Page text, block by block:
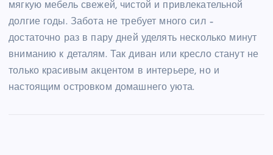
мягкую мебель свежей, чистой и привлекательной
долгие годы. Забота не требует много сил –
достаточно раз в пару дней уделять несколько минут
вниманию к деталям. Так диван или кресло станут не
только красивым акцентом в интерьере, но и
настоящим островком домашнего уюта.